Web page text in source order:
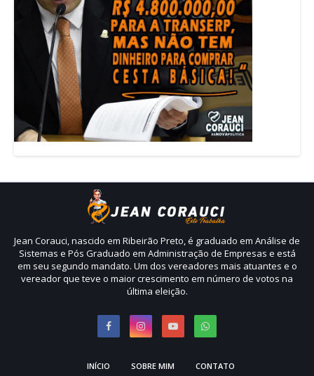
Jean Corauci, nascido em Ribeirão Preto, é graduado em Análise de
Sistemas e Pós Graduado em Administração de Empresas e está
em seu segundo mandato. Um dos vereadores mais atuantes e o
vereador que teve o maior crescimento em número de votos na
última eleição.
INÍCIO SOBRE MIM CONTATO